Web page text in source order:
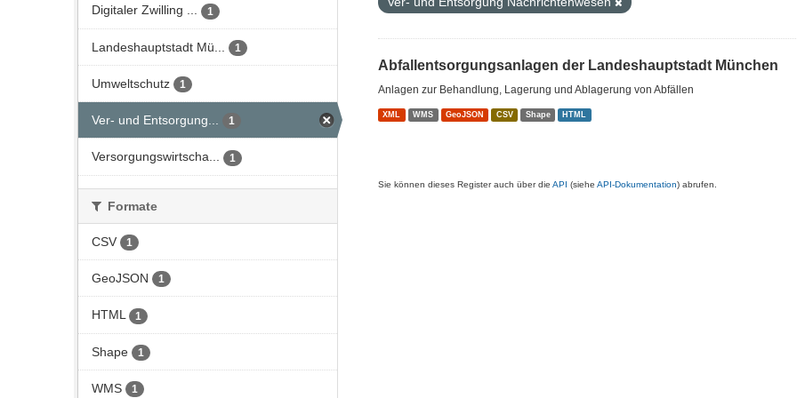
Digitaler Zwilling ... 1
Landeshauptstadt Mü... 1
Umweltschutz 1
Ver- und Entsorgung... 1
Versorgungswirtscha... 1
Formate
CSV 1
GeoJSON 1
HTML 1
Shape 1
WMS 1
Abfallentsorgungsanlagen der Landeshauptstadt München
Anlagen zur Behandlung, Lagerung und Ablagerung von Abfällen
XML WMS GeoJSON CSV Shape HTML
Sie können dieses Register auch über die API (siehe API-Dokumentation) abrufen.